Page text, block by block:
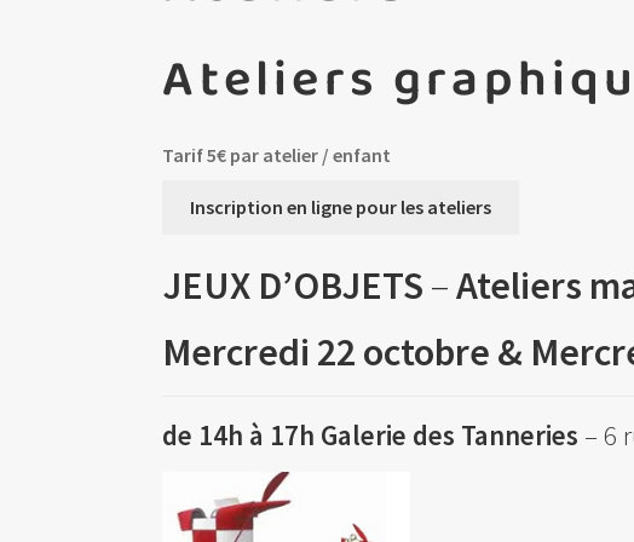
Ateliers
Tarif 5€ par atelier / enfant
Inscription en ligne pour les ateliers
JEUX D’OBJETS –Ateliers
Mercredi 22 octobre &
de 14h à 17h Galerie des Tanneries – 6